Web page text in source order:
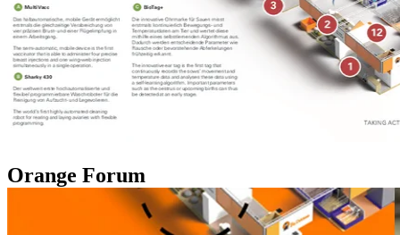
Orange Forum